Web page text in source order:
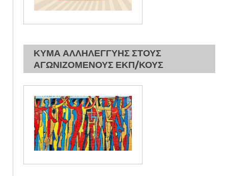
ΚΥΜΑ ΑΛΛΗΛΕΓΓΥΗΣ ΣΤΟΥΣ
ΑΓΩΝΙΖΟΜΕΝΟΥΣ ΕΚΠ/ΚΟΥΣ